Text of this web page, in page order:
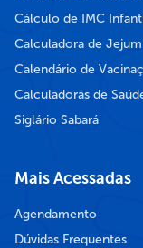
Cálculo de IMC
Calculadora de Jejum
Calendário de
Calculadoras de
Siglário Sabará
Mais Acessadas
Agendamento
Dúvidas Frequentes